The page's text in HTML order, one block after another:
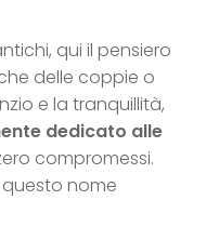
qui il pensiero
delle coppie o
e la tranquillità,
dedicato alle
compromessi.
nome